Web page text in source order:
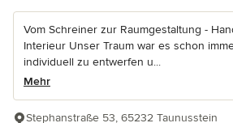
Vom Schreiner zur Raumgestaltung -
Interieur Unser Traum war es schon
individuell zu entwerfen u...
Mehr
Stephanstraße 53, 65232 Taunusstein